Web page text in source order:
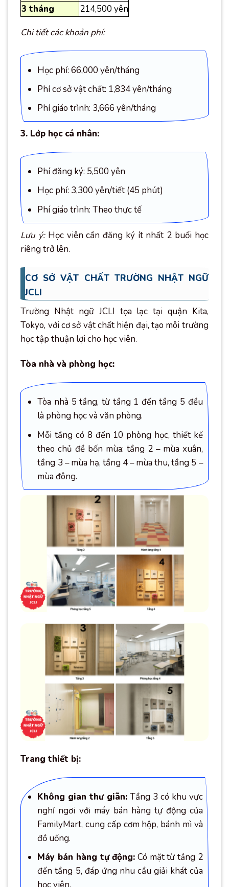
3 tháng
214,500 yên
Chi tiết các khoản phí:
Học phí: 66,000 yên/tháng
Phí cơ sở vật chất: 1,834 yên/tháng
Phí giáo trình: 3,666 yên/tháng
3. Lớp học cá nhân:
Phí đăng ký: 5,500 yên
Học phí: 3,300 yên/tiết (45 phút)
Phí giáo trình: Theo thực tế
Lưu ý:Học viên cần đăng ký ít nhất 2 buổi học
riêng trở lên.
CƠ SỞ VẬT CHẤT TRƯỜNG NHẬT NGỮ
JCLI
Trường Nhật ngữ JCLI tọa lạc tại quận Kita,
Tokyo, với cơ sở vật chất hiện đại, tạo môi trường
học tập thuận lợi cho học viên.
Tòa nhà và phòng học:
Tòa nhà 5 tầng, từ tầng 1 đến tầng 5 đều
là phòng học và văn phòng.
Mỗi tầng có 8 đến 10 phòng học, thiết kế
theo chủ đề bốn mùa: tầng 2 – mùa xuân,
tầng 3 – mùa hạ, tầng 4 – mùa thu, tầng 5 –
mùa đông.
Trang thiết bị:
Không gian thư giãn: Tầng 3 có khu vực
nghỉ ngơi với máy bán hàng tự động của
FamilyMart, cung cấp cơm hộp, bánh mì và
đồ uống.
Máy bán hàng tự động: Có mặt từ tầng 2
đến tầng 5, đáp ứng nhu cầu giải khát của